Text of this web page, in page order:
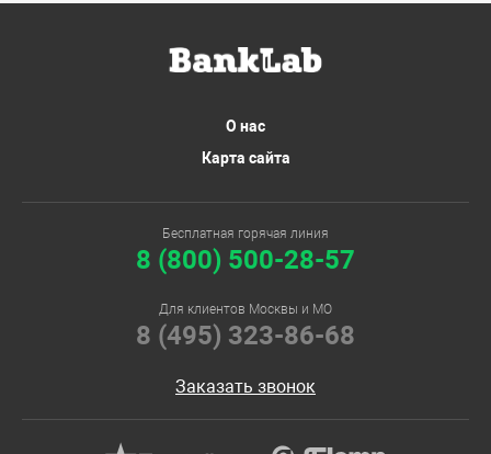
О нас
Карта сайта
Бесплатная горячая линия
8 (800) 500-28-57
Для клиентов Москвы и МО
8 (495) 323-86-68
Заказать звонок